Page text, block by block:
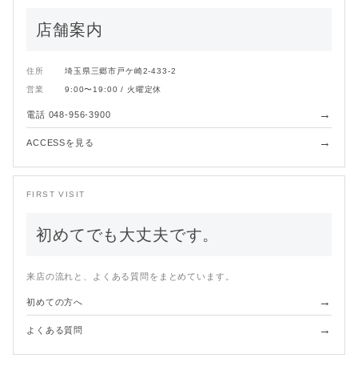
店舗案内
住所 埼玉県三郷市戸ケ崎2-433-2
営業 9:00〜19:00 / 火曜定休
電話 048-956-3900 →
ACCESSを見る →
FIRST VISIT
初めてでも大丈夫です。
来店の流れと、よくある質問をまとめています。
初めての方へ →
よくある質問 →